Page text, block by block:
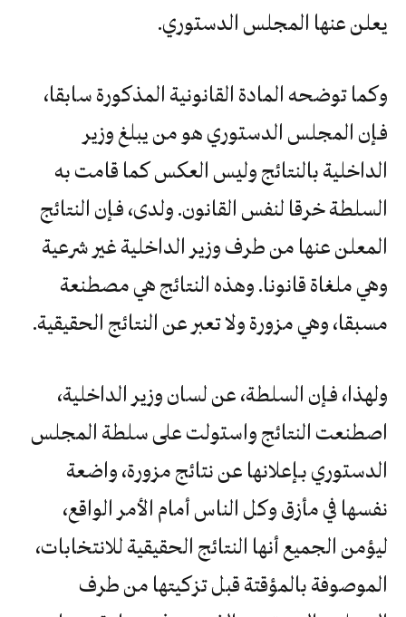
يعلن عنها المجلس الدستوري.
وكما توضحه المادة القانونية المذكورة سابقا،
فـإن المجلس الدستوري هو من يبلغ وزير
الداخلية بالنتائج وليس العكس كما قامت به
السلطة خرقا لنفس القانون. ولدى، فـإن النتائج
المعلن عنها من طرف وزير الداخلية غير شرعية
وهي ملغاة قانونا. وهذه النتائج هي مصطنعة
مسبقا، وهي مزورة ولا تعبر عن النتائج الحقيقية.
ولهذا، فـإن السلطة، عن لسان وزير الداخلية،
اصطنعت النتائج واستولت على سلطة المجلس
الدستوري بـإعلانها عن نتائج مزورة، واضعة
نفسها في مأزق وكل الناس أمام الأمر الواقع،
ليؤمن الجميع أنها النتائج الحقيقية للانتخابات،
الموصوفة بالمؤقتة قبل تزكيتها من طرف